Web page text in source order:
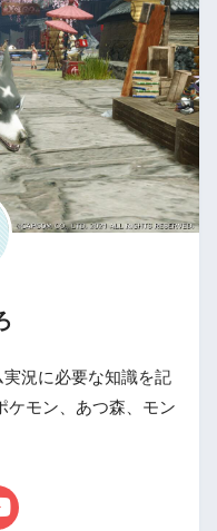
況に必要な知識を記
ケモン、あつ森、モン